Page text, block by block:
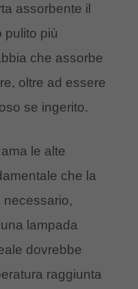
assorbente il
pulito più
che assorbe
oltre ad essere
se ingerito.
le alte
che la
necessario,
lampada
dovrebbe
raggiunta